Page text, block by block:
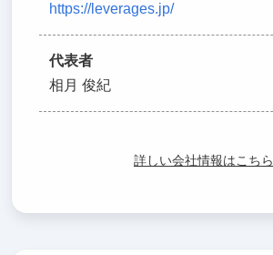
https://leverages.jp/
代表者
相月 俊紀
詳しい会社情報はこちら